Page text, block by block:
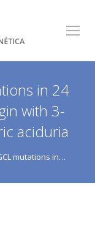
in 24
with 3-
aciduria
mutations in…